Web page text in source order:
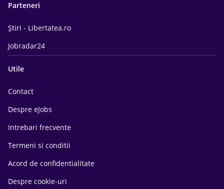
Parteneri
Știri - Libertatea.ro
Jobradar24
Utile
Contact
Despre eJobs
Intrebari frecvente
Termeni si conditii
Acord de confidentialitate
Despre cookie-uri